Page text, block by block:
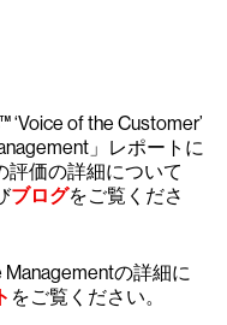
‘Voice of the Customer’
」レポートに
評価の詳細について
ブログをご覧くださ
Managementの詳細に
をご覧ください。